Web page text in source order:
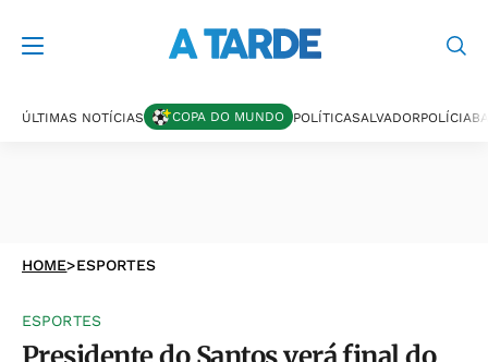
ÚLTIMAS NOTÍCIAS COPA DO MUNDO POLÍTICASALVADORPOLÍCIA
HOME>ESPORTES
ESPORTES